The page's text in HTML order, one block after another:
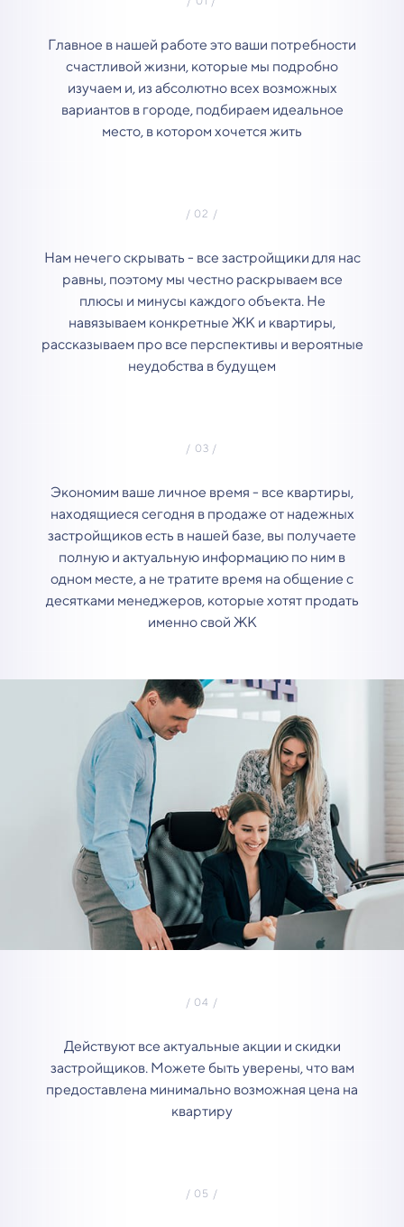
Главное в нашей работе это ваши потребности
счастливой жизни, которые мы подробно
изучаем и, из абсолютно всех возможных
вариантов в городе, подбираем идеальное
место, в котором хочется жить
Нам нечего скрывать - все застройщики для нас
равны, поэтому мы честно раскрываем все
плюсы и минусы каждого объекта. Не
навязываем конкретные ЖК и квартиры,
рассказываем про все перспективы и вероятные
неудобства в будущем
Экономим ваше личное время - все квартиры,
находящиеся сегодня в продаже от надежных
застройщиков есть в нашей базе, вы получаете
полную и актуальную информацию по ним в
одном месте, а не тратите время на общение с
десятками менеджеров, которые хотят продать
именно свой ЖК
Действуют все актуальные акции и скидки
застройщиков. Можете быть уверены, что вам
предоставлена минимально возможная цена на
квартиру